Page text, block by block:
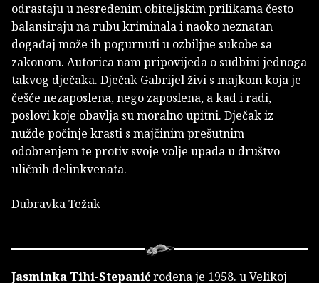
odrastaju u nesređenim obiteljskim prilikama često
balansiraju na rubu kriminala i naoko neznatan
događaj može ih pogurnuti u ozbiljne sukobe sa
zakonom. Autorica nam pripovijeda o sudbini jednoga
takvog dječaka. Dječak Gabrijel živi s majkom koja je
češće nezaposlena, nego zaposlena, a kad i radi,
poslovi koje obavlja su moralno upitni. Dječak iz
nužde počinje krasti s majčinim prešutnim
odobrenjem te protiv svoje volje upada u društvo
uličnih delinkvenata.
Dubravka Težak
Jasminka Tihi-Stepanićrođena je 1958. u Velikoj